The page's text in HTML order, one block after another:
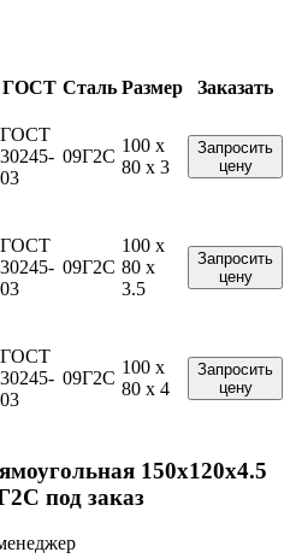
ГОСТ Сталь Размер
Заказать
ГОСТ
30245-
03
09Г2С
100 x
80 x 3
Запросить
цену
ГОСТ
30245-
03
09Г2С
100 x
80 x
3.5
Запросить
цену
ГОСТ
30245-
03
09Г2С
100 x
80 x 4
Запросить
цену
150x120x4.5
под заказ